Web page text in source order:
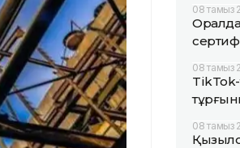
08 тамыз
Оралда
08 тамыз
TikTok-
08 тамыз